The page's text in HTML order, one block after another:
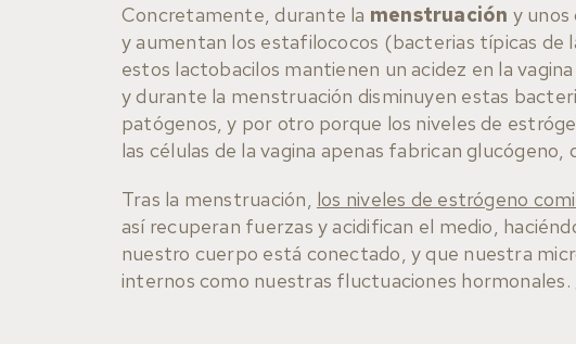
Concretamente, durante la menstruación y
y aumentan los estafilococos (bacterias típicas de
estos lactobacilos mantienen un acidez en la
y durante la menstruación disminuyen estas
patógenos, y por otro porque los niveles de
las células de la vagina apenas fabrican
Tras la menstruación, los niveles de estrógeno
así recuperan fuerzas y acidifican el medio,
nuestro cuerpo está conectado, y que nuestra
internos como nuestras fluctuaciones